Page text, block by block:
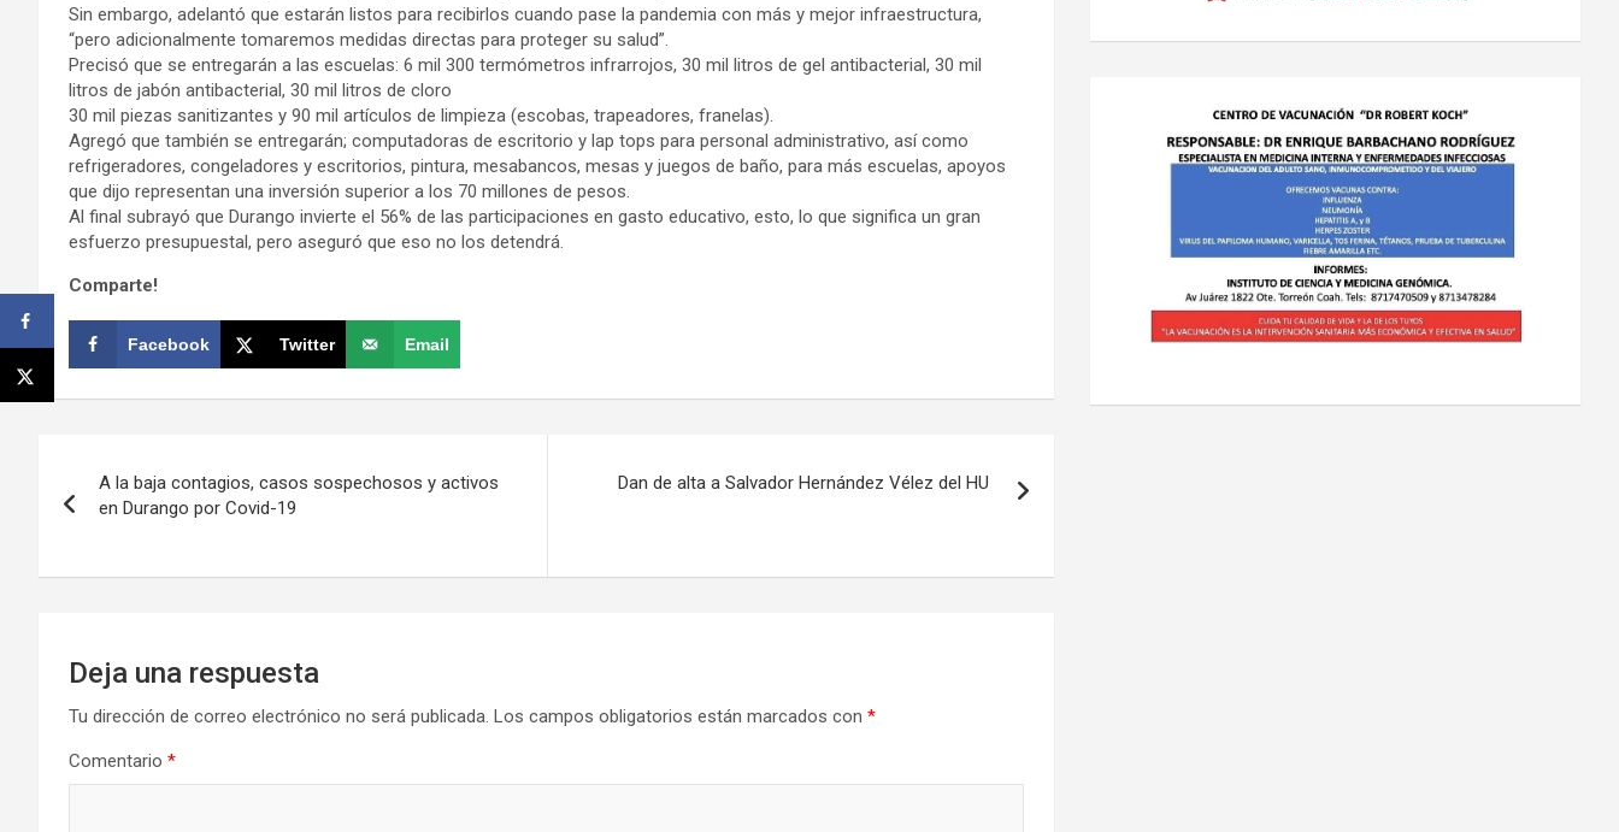
Sin embargo, adelantó que estarán listos para recibirlos cuando pase la pandemia con más y mejor infraestructura,
“pero adicionalmente tomaremos medidas directas para proteger su salud”.
Precisó que se entregarán a las escuelas: 6 mil 300 termómetros infrarrojos, 30 mil litros de gel antibacterial, 30 mil
litros de jabón antibacterial, 30 mil litros de cloro
30 mil piezas sanitizantes y 90 mil artículos de limpieza (escobas, trapeadores, franelas).
Agregó que también se entregarán; computadoras de escritorio y lap tops para personal administrativo, así como
refrigeradores, congeladores y escritorios, pintura, mesabancos, mesas y juegos de baño, para más escuelas, apoyos
que dijo representan una inversión superior a los 70 millones de pesos.
Al final subrayó que Durango invierte el 56% de las participaciones en gasto educativo, esto, lo que significa un gran
esfuerzo presupuestal, pero aseguró que eso no los detendrá.
Comparte!
Facebook Twitter Email
de
A la baja contagios, casos sospechosos y activos
en Durango por Covid-19
Dan de alta a Salvador Hernández Vélez del HU
Deja una respuesta
Tu dirección de correo electrónico no será publicada. Los campos obligatorios están marcados con *
Comentario *